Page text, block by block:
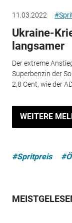
11.03.2022
Ukraine-
langsamer
Der extreme
Superbenzin der
2,8 Cent, wie der
WEITERE
#Spritpreis